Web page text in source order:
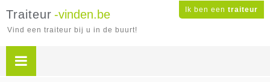
Ik ben een traiteur
Traiteur -vinden.be
Vind een traiteur bij u in de buurt!